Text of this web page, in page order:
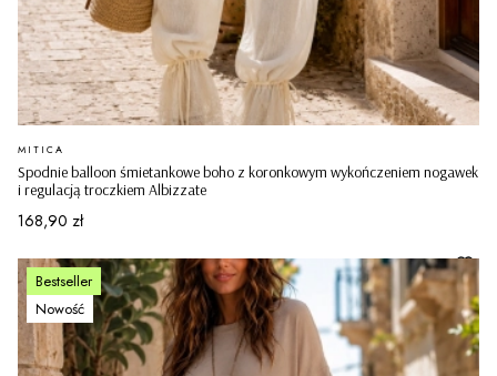
Spodnie balloon śmietankowe boho z koronkowym wykończeniem nogawek
i regulacją troczkiem Albizzate
PRODUCENT
MITICA
Cena
168,90 zł
Bestseller
Nowość